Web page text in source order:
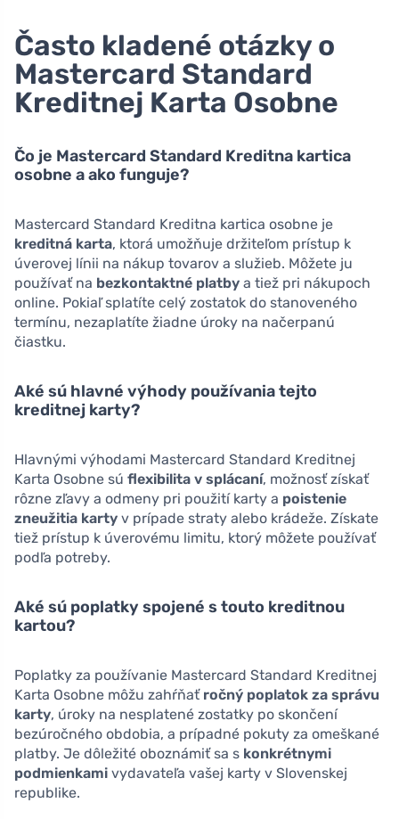
Často kladené otázky o
Mastercard Standard
Kreditnej Karta Osobne
Čo je Mastercard Standard Kreditna kartica
osobne a ako funguje?
Mastercard Standard Kreditna kartica osobne je
kreditná karta, ktorá umožňuje držiteľom prístup k
úverovej línii na nákup tovarov a služieb. Môžete ju
používať na bezkontaktné platby a tiež pri nákupoch
online. Pokiaľ splatíte celý zostatok do stanoveného
termínu, nezaplatíte žiadne úroky na načerpanú
čiastku.
Aké sú hlavné výhody používania tejto
kreditnej karty?
Hlavnými výhodami Mastercard Standard Kreditnej
Karta Osobne sú flexibilita v splácaní, možnosť získať
rôzne zľavy a odmeny pri použití karty a poistenie
zneužitia karty v prípade straty alebo krádeže. Získate
tiež prístup k úverovému limitu, ktorý môžete používať
podľa potreby.
Aké sú poplatky spojené s touto kreditnou
kartou?
Poplatky za používanie Mastercard Standard Kreditnej
Karta Osobne môžu zahŕňať ročný poplatok za správu
karty, úroky na nesplatené zostatky po skončení
bezúročného obdobia, a prípadné pokuty za omeškané
platby. Je dôležité oboznámiť sa s konkrétnymi
podmienkami vydavateľa vašej karty v Slovenskej
republike.